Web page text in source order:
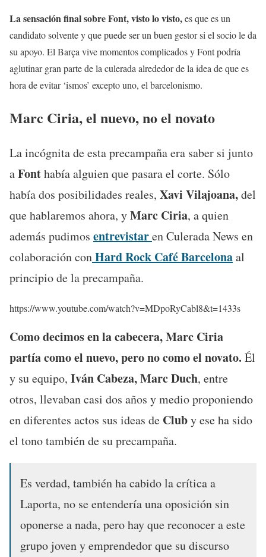
La sensación final sobre Font, visto lo visto,es que es un
candidato solvente y que puede ser un buen gestor si el socio le da
su apoyo. El Barça vive momentos complicados y Font podría
aglutinar gran parte de la culerada alrededor de la idea de que es
hora de evitar ‘ismos’ excepto uno, el barcelonismo.
Marc Ciria, el nuevo, no el novato
La incógnita de esta precampaña era saber si junto
aFonthabía alguien que pasara el corte. Sólo
había dos posibilidades reales, Xavi Vilajoana,del
que hablaremos ahora, yMarc Ciria, a quien
además pudimos entrevistaren Culerada News en
colaboración conHard Rock Café Barcelonaal
principio de la precampaña.
https://www.youtube.com/watch?v=MDpoRyCabl8&t=1433s
Como decimos en la cabecera, Marc Ciria
partía como el nuevo, pero no como el novato. Él
y su equipo, Iván Cabeza, Marc Duch, entre
otros, llevaban casi dos años y medio proponiendo
en diferentes actos sus ideas de Cluby ese ha sido
el tono también de su precampaña.
Es verdad, también ha cabido la crítica a
Laporta, no se entendería una oposición sin
oponerse a nada, pero hay que reconocer a este
grupo joven y emprendedor que su discurso